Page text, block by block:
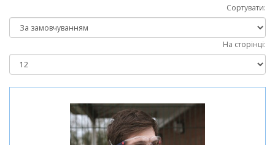
Сортувати:
На сторінці: